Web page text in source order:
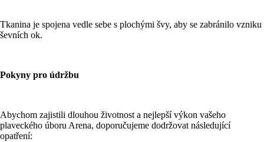
Tkanina je spojena vedle sebe s plochými švy, aby se zabránilo vzniku
ševních ok.
Pokyny pro údržbu
Abychom zajistili dlouhou životnost a nejlepší výkon vašeho
plaveckého úboru Arena, doporučujeme dodržovat následující
opatření: